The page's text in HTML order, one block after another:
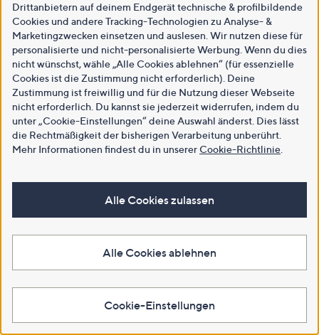
Drittanbietern auf deinem Endgerät technische & profilbildende
Cookies und andere Tracking-Technologien zu Analyse- &
Marketingzwecken einsetzen und auslesen. Wir nutzen diese für
personalisierte und nicht-personalisierte Werbung. Wenn du dies
nicht wünschst, wähle „Alle Cookies ablehnen“ (für essenzielle
Cookies ist die Zustimmung nicht erforderlich). Deine
Zustimmung ist freiwillig und für die Nutzung dieser Webseite
nicht erforderlich. Du kannst sie jederzeit widerrufen, indem du
unter „Cookie-Einstellungen“ deine Auswahl änderst. Dies lässt
die Rechtmäßigkeit der bisherigen Verarbeitung unberührt.
Mehr Informationen findest du in unsererCookie-Richtlinie
Alle Cookies zulassen
Alle Cookies ablehnen
Cookie-Einstellungen